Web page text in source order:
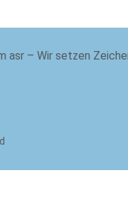
asr – Wir setzen